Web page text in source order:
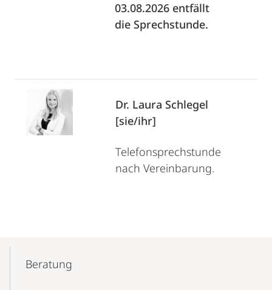
03.08.2026 entfällt
die Sprechstunde.
Dr. Laura Schlegel
[sie/ihr]
Telefonsprechstunde
nach Vereinbarung.
NavigationBeratung